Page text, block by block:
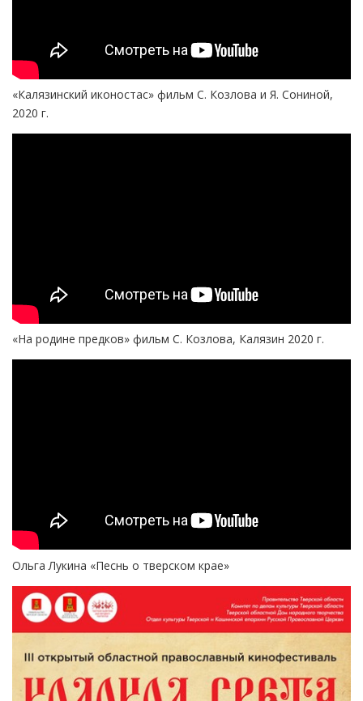
«Калязинский иконостас» фильм С. Козлова и Я. Сониной,
2020 г.
«На родине предков» фильм С. Козлова, Калязин 2020 г.
Ольга Лукина «Песнь о тверском крае»